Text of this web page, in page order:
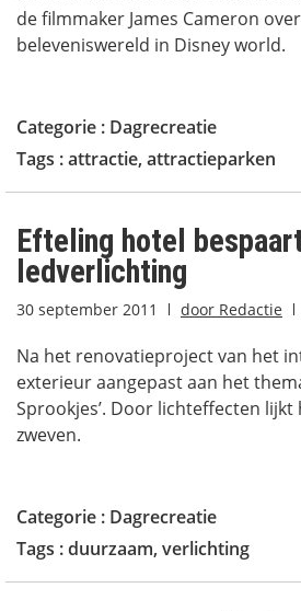
de filmmaker James Cameron
beleveniswereld in Disney world.
Categorie : Dagrecreatie
Tags :attractie, attractieparken
Efteling hotel
ledverlichting
30 september 2011 door Redactie
Na het renovatieproject van het
exterieur aangepast aan het
Sprookjes’. Door lichteffecten
zweven.
Categorie : Dagrecreatie
Tags :duurzaam, verlichting